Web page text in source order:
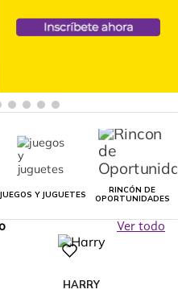
JUEGOS Y JUGUETES
RINCÓN DE
OPORTUNIDADES
Ver todo
HARRY